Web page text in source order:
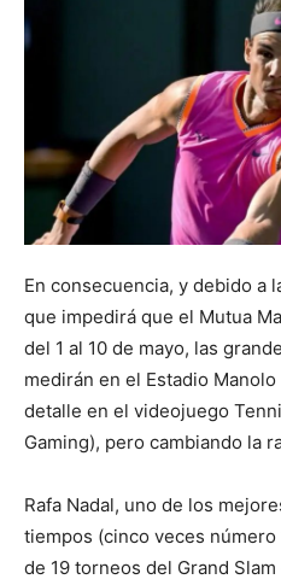
En consecuencia, y debido a
que impedirá que el Mutua
del 1 al 10 de mayo, las
medirán en el Estadio
detalle en el videojuego
Gaming), pero cambiando la
Rafa Nadal, uno de los
tiempos (cinco veces número
de 19 torneos del Grand